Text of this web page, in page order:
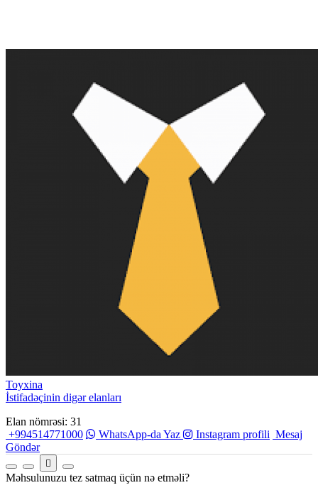
Toyxina
İstifadəçinin digər elanları
Elan nömrəsi: 31
+994514771000
WhatsApp-da Yaz Instagram profili Mesaj
Göndər
Məhsulunuzu tez satmaq üçün nə etməli?